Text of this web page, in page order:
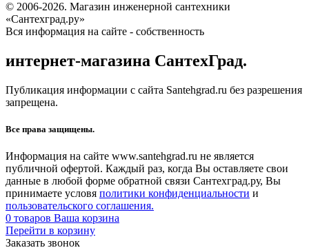
© 2006-2026. Магазин инженерной сантехники
«Сантехград.ру»
Вся информация на сайте - собственность
интернет-магазина СантехГрад.
Публикация информации с сайта Santehgrad.ru без разрешения
запрещена.
Все права защищены.
Информация на сайте www.santehgrad.ru не является
публичной офертой. Каждый раз, когда Вы оставляете свои
данные в любой форме обратной связи Сантехград.ру, Вы
принимаете условя политики конфиденциальности и
пользовательского соглашения.
0 товаров Ваша корзина
Перейти в корзину
Заказать звонок